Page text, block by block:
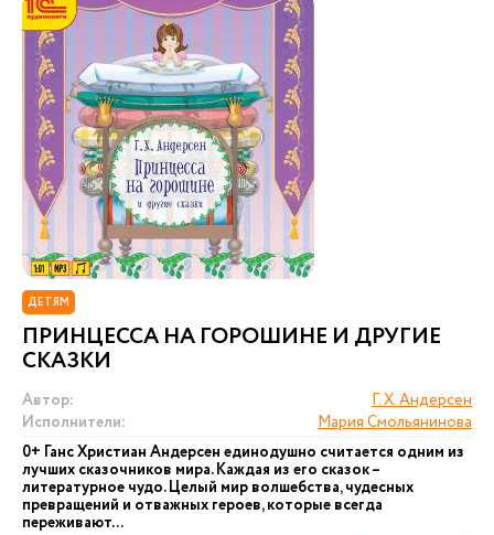
ДЕТЯМ
ПРИНЦЕССА НА ГОРОШИНЕ И ДРУГИЕ
СКАЗКИ
Автор:
Г. Х. Андерсен
Исполнители:
Мария Смольянинова
0+ Ганс Христиан Андерсен единодушно считается одним из
лучших сказочников мира. Каждая из его сказок –
литературное чудо. Целый мир волшебства, чудесных
превращений и отважных героев, которые всегда
переживают...